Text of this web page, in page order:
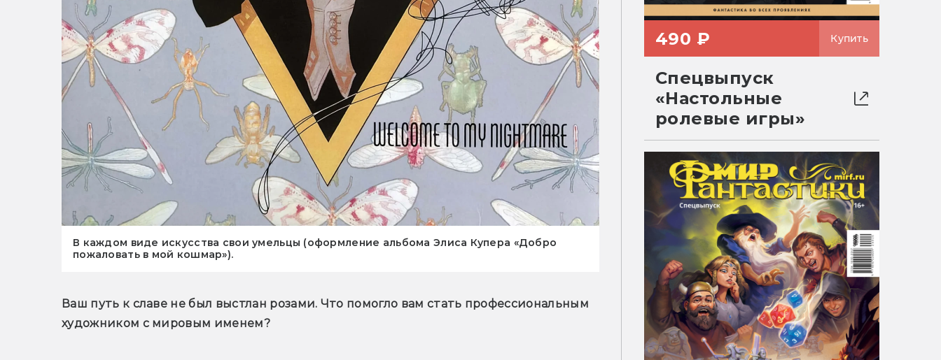
В каждом виде искусства свои умельцы (оформление альбома Элиса Купера «Добро
пожаловать в мой кошмар»).
Ваш путь к славе не был выстлан розами. Что помогло вам стать профессиональным
художником с мировым именем?
490 ₽ Купить
Спецвыпуск
«Настольные
ролевые игры»